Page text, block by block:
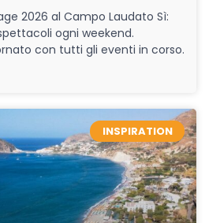
2026 al Campo Laudato Sì:
ogni weekend.
con tutti gli eventi in corso.
INSPIRATION